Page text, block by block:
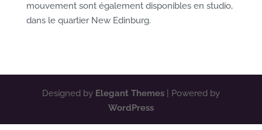
mouvement sont également disponibles en studio,
dans le quartier New Edinburg.
Designed by Elegant Themes| Powered by
WordPress